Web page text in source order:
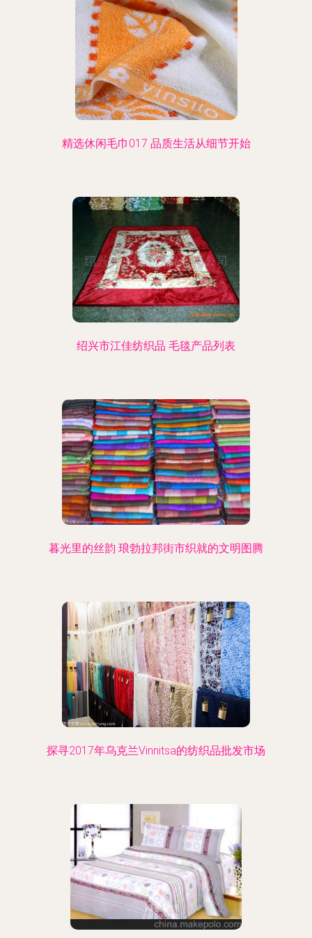
精选休闲毛巾017 品质生活从细节开始
绍兴市江佳纺织品 毛毯产品列表
暮光里的丝韵 琅勃拉邦街市织就的文明图腾
探寻2017年乌克兰Vinnitsa的纺织品批发市场